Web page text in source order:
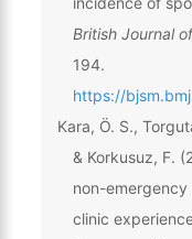
British Journal
194.
https://
Kara, Ö. S.,
& Korkusuz, F.
non-
clinic